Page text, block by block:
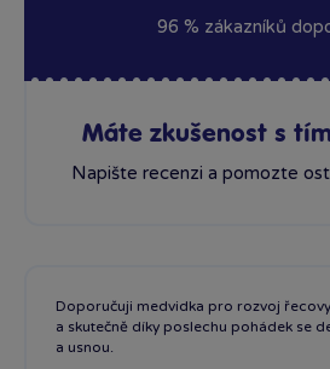
96 % zákazníků
Máte zkušenost s
Napište recenzi a pomozte
Doporučuji medvidka pro rozvoj
a skutečně díky poslechu pohádek se
a usnou.